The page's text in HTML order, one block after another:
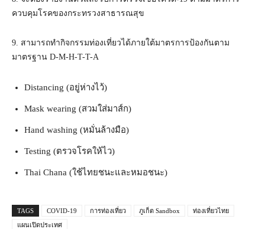
ควบคุมโรคของกระทรวงสาธารณสุข
9. สามารถทำกิจกรรมท่องเที่ยวได้ภายใต้มาตรการป้องกันตาม
มาตรฐาน D-M-H-T-T-A
Distancing (อยู่ห่างไว้)
Mask wearing (สวมใส่มาส์ก)
Hand washing (หมั่นล้างมือ)
Testing (ตรวจโรคให้ไว)
Thai Chana (ใช้ไทยชนะและหมอชนะ)
TAGS COVID-19 การท่องเที่ยว ภูเก็ต Sandbox
ท่องเที่ยวไทย
แผนเปิดประเทศ